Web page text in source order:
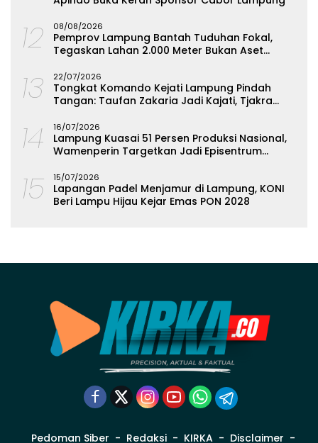
12 08/08/2026
Pemprov Lampung Bantah Tuduhan Fokal,
Tegaskan Lahan 2.000 Meter Bukan Aset
13 22/07/2026
Tongkat Komando Kejati Lampung Pindah
Tangan: Taufan Zakaria Jadi Kajati, Tjakra
14 16/07/2026
Lampung Kuasai 51 Persen Produksi Nasional,
Wamenperin Targetkan Jadi Episentrum
15 15/07/2026
Lapangan Padel Menjamur di Lampung, KONI
Beri Lampu Hijau Kejar Emas PON 2028
Pedoman Siber Redaksi KIRKA Disclaimer